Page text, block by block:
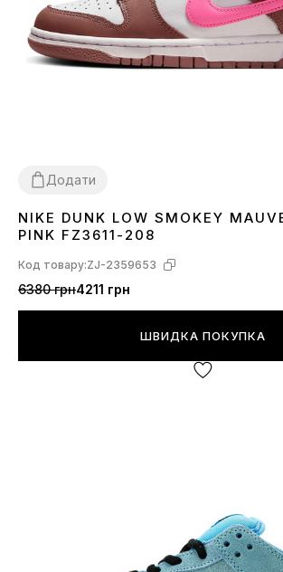
Додати
3637 383940 41
NIKE DUNK LOW SMOKEY
PINK FZ3611-208
Код товару:ZJ-2359653
6380 грн4211 грн
ШВИДКА ПОКУПКА